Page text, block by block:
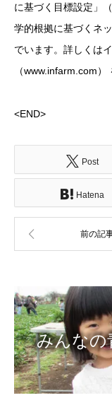
に基づく目標設定」
学的根拠に基づくネ
でいます。詳しくは
（www.infarm.com）
<END>
Post
Hatena
みんな